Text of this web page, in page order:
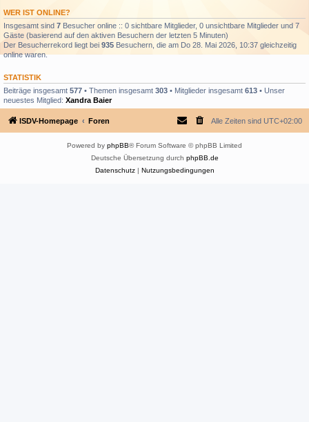
WER IST ONLINE?
Insgesamt sind 7 Besucher online :: 0 sichtbare Mitglieder, 0 unsichtbare Mitglieder und 7
Gäste (basierend auf den aktiven Besuchern der letzten 5 Minuten)
Der Besucherrekord liegt bei 935 Besuchern, die am Do 28. Mai 2026, 10:37 gleichzeitig
online waren.
STATISTIK
Beiträge insgesamt 577 • Themen insgesamt 303 • Mitglieder insgesamt 613 • Unser
neuestes Mitglied: Xandra Baier
ISDV-Homepage Foren Alle Zeiten sind UTC+02:00
Powered by phpBB® Forum Software © phpBB Limited
Deutsche Übersetzung durch phpBB.de
Datenschutz| Nutzungsbedingungen